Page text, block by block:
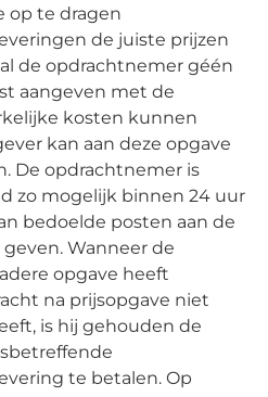
op te dragen
de juiste prijzen
de opdrachtnemer géén
aangeven met de
kosten kunnen
kan aan deze opgave
De opdrachtnemer is
zo mogelijk binnen 24 uur
bedoelde posten aan de
Wanneer de
opgave heeft
na prijsopgave niet
is hij gehouden de
te betalen. Op